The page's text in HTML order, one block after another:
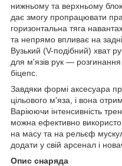
нижньому та верхньому
дає змогу пропрацювати
горизонтальна тяга
та непрямо впливає на
Вузький (V-подібний) хват
для м'язів рук —
біцепс.
Завдяки формі аксесуара
цільового м'яза, і вона
Варіюючи інтенсивність
можна ефективно
на масу та на рельєф
додати у свій арсенал і
Опис снаряда